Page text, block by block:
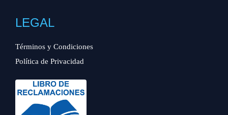
LEGAL
Términos y Condiciones
Política de Privacidad